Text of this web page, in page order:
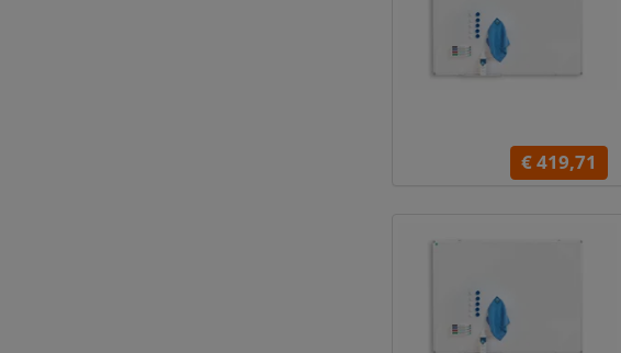
€ 419,71